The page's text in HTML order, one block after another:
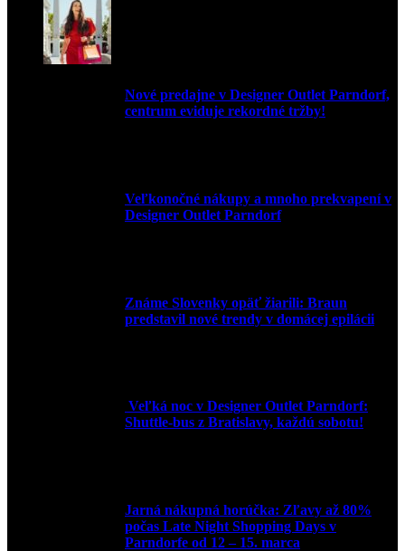
Nové predajne v Designer Outlet Parndorf,
centrum eviduje rekordné tržby!
Veľkonočné nákupy a mnoho prekvapení v
Designer Outlet Parndorf
Známe Slovenky opäť žiarili: Braun
predstavil nové trendy v domácej epilácii
Veľká noc v Designer Outlet Parndorf:
Shuttle-bus z Bratislavy, každú sobotu!
Jarná nákupná horúčka: Zľavy až 80%
počas Late Night Shopping Days v
Parndorfe od 12 – 15. marca